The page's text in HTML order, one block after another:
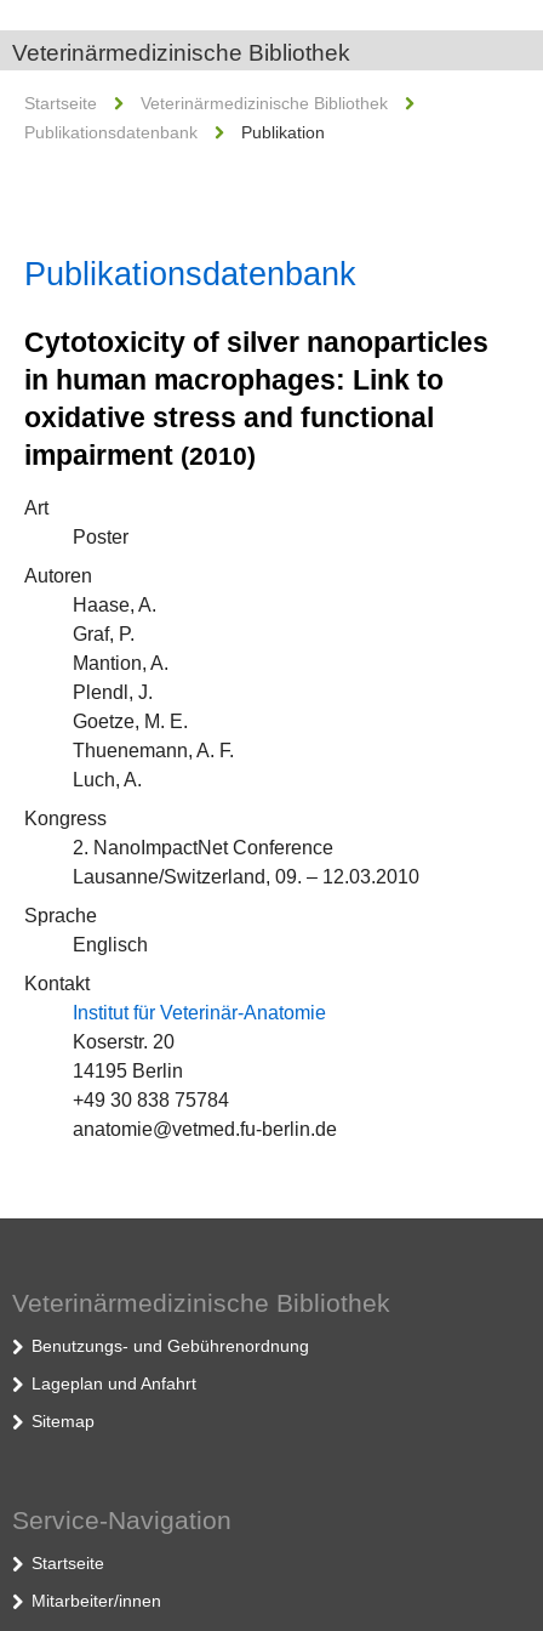
Veterinärmedizinische Bibliothek
Startseite
Veterinärmedizinische Bibliothek
Publikationsdatenbank
Publikation
Publikationsdatenbank
Cytotoxicity of silver nanoparticles
in human macrophages: Link to
oxidative stress and functional
impairment (2010)
Art
Poster
Autoren
Haase, A.
Graf, P.
Mantion, A.
Plendl, J.
Goetze, M. E.
Thuenemann, A. F.
Luch, A.
Kongress
2. NanoImpactNet Conference
Lausanne/Switzerland, 09. – 12.03.2010
Sprache
Englisch
Kontakt
Institut für Veterinär-Anatomie
Koserstr. 20
14195 Berlin
+49 30 838 75784
anatomie@vetmed.fu-berlin.de
Veterinärmedizinische Bibliothek
Benutzungs- und Gebührenordnung
Lageplan und Anfahrt
Sitemap
Service-Navigation
Startseite
Mitarbeiter/innen